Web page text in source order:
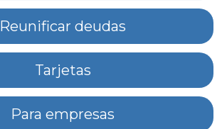
Reunificar deudas
Tarjetas
Para empresas